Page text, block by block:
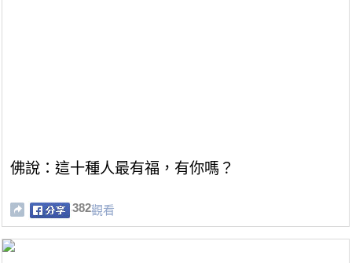
佛說：這十種人最有福，有你嗎？
382觀看